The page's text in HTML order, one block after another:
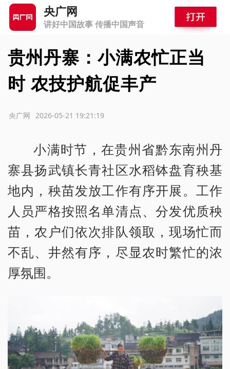
央广网
讲好中国故事 传播中国声音
贵州丹寨：小满农忙正当
时 农技护航促丰产
2026-05-21 19:21:19
央广网
小满时节，在贵州省黔东南州丹
寨县扬武镇长青社区水稻钵盘育秧基
地内，秧苗发放工作有序开展。工作
人员严格按照名单清点、分发优质秧
苗，农户们依次排队领取，现场忙而
不乱、井然有序，尽显农时繁忙的浓
厚氛围。